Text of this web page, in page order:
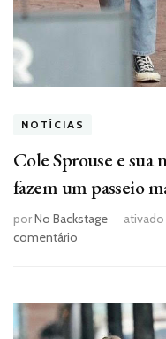
NOTÍCIAS
Cole Sprouse e sua
fazem um passeio
porNo Backstage ativado
comentário
sua
nova